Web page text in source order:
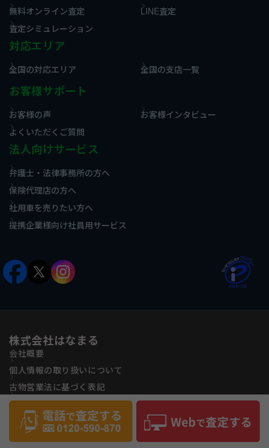
無料オンライン査定
LINE査定
査定シミュレーション
対応エリア
全国の対応エリア 全国の支店一覧
お客様サポート
お客様の声
お客様インタビュー
よくいただくご質問
法人向けサービス
弁護士・法律事務所の方へ
保険代理店の方へ
社用車を売りたい方へ
提携企業様向け社員用サービス
株式会社はなまる
会社概要
個人情報の取り扱いについて
古物営業法に基づく表記
反社会的勢力に対する基本方針
サイトマップ
Copyright(C) Hanamaru Co., ltd All Rights Reserved